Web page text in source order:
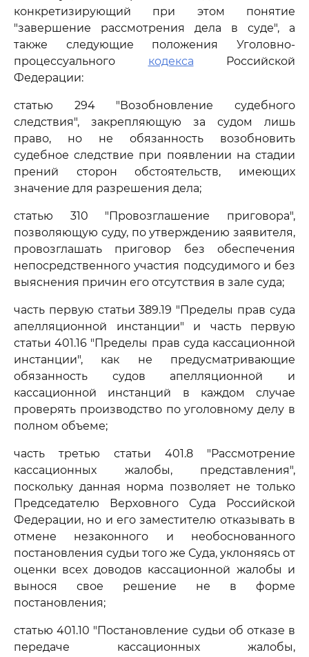
конкретизирующий при этом понятие
"завершение рассмотрения дела в суде", а
также следующие положения Уголовно-
процессуального кодекса Российской
Федерации:
статью 294 "Возобновление судебного
следствия", закрепляющую за судом лишь
право, но не обязанность возобновить
судебное следствие при появлении на стадии
прений сторон обстоятельств, имеющих
значение для разрешения дела;
статью 310 "Провозглашение приговора",
позволяющую суду, по утверждению заявителя,
провозглашать приговор без обеспечения
непосредственного участия подсудимого и без
выяснения причин его отсутствия в зале суда;
часть первую статьи 389.19 "Пределы прав суда
апелляционной инстанции" и часть первую
статьи 401.16 "Пределы прав суда кассационной
инстанции", как не предусматривающие
обязанность судов апелляционной и
кассационной инстанций в каждом случае
проверять производство по уголовному делу в
полном объеме;
часть третью статьи 401.8 "Рассмотрение
кассационных жалобы, представления",
поскольку данная норма позволяет не только
Председателю Верховного Суда Российской
Федерации, но и его заместителю отказывать в
отмене незаконного и необоснованного
постановления судьи того же Суда, уклоняясь от
оценки всех доводов кассационной жалобы и
вынося свое решение не в форме
постановления;
статью 401.10 "Постановление судьи об отказе в
передаче кассационных жалобы,